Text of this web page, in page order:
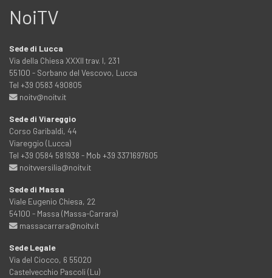
NoiTV
Sede di Lucca
Via della Chiesa XXXII trav. I, 231
55100 - Sorbano del Vescovo, Lucca
Tel +39 0583 490805
noitv@noitv.it
Sede di Viareggio
Corso Garibaldi, 44
Viareggio (Lucca)
Tel +39 0584 581938 - Mob +39 3371697605
noitvversilia@noitv.it
Sede di Massa
Viale Eugenio Chiesa, 22
54100 - Massa (Massa-Carrara)
massacarrara@noitv.it
Sede Legale
Via del Ciocco, 6 55020
Castelvecchio Pascoli (Lu)